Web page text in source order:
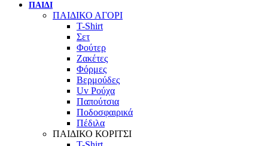
ΠΑΙΔΙ
ΠΑΙΔΙΚΟ ΑΓΟΡΙ
T-Shirt
Σετ
Φούτερ
Ζακέτες
Φόρμες
Βερμούδες
Uv Ρούχα
Παπούτσια
Ποδοσφαιρικά
Πέδιλα
ΠΑΙΔΙΚΟ ΚΟΡΙΤΣΙ